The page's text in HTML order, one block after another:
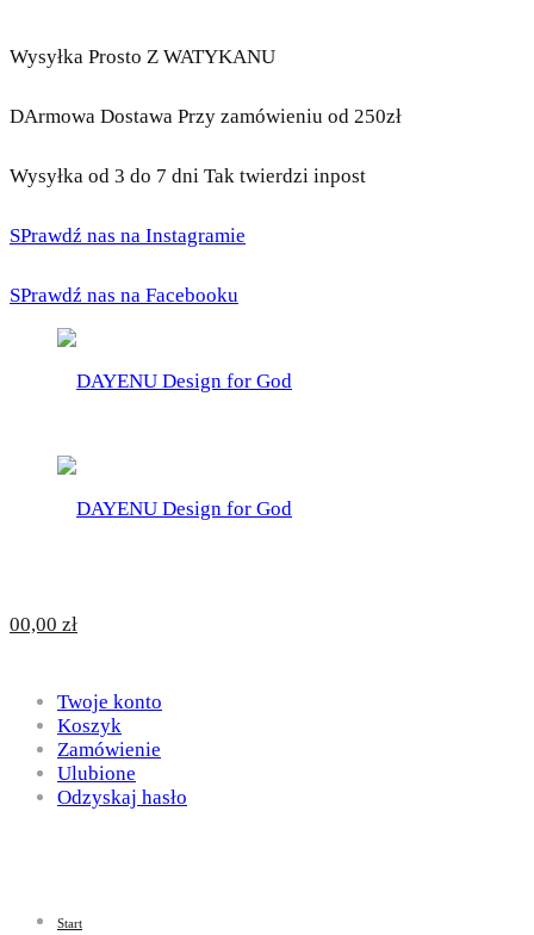
Wysyłka Prosto Z WATYKANU
DArmowa Dostawa Przy zamówieniu od 250zł
Wysyłka od 3 do 7 dni Tak twierdzi inpost
SPrawdź nas na Instagramie
SPrawdź nas na Facebooku
for
God
DAYENU
Design
00,00 zł
Twoje konto
Koszyk
Zamówienie
Ulubione
Odzyskaj hasło
Start